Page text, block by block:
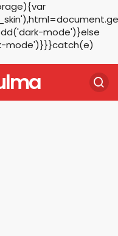
mode')}else
mode')}}}catch(e)